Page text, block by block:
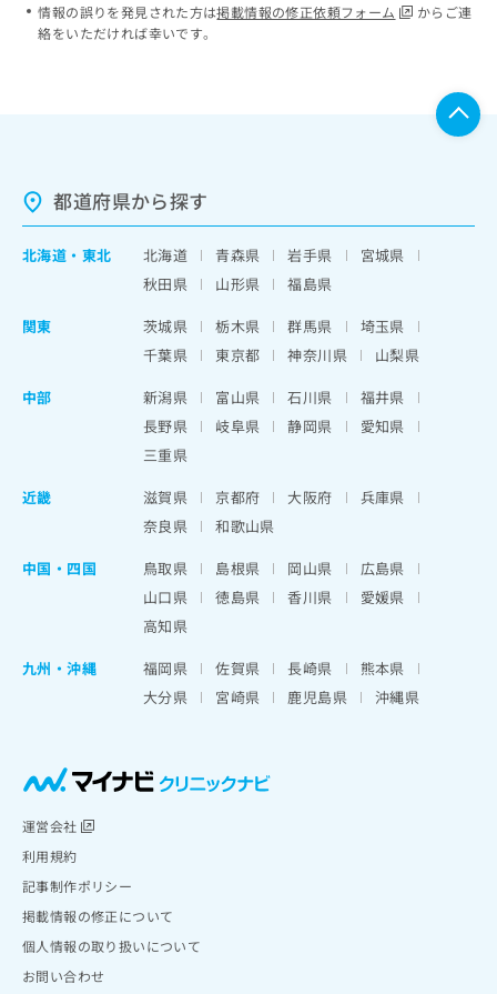
情報の誤りを発見された方は掲載情報の修正依頼フォーム
からご連
絡をいただければ幸いです。
都道府県から探す
北海道 ・ 東北 北海道 青森県 岩手県
宮城県
秋田県
山形県
福島県
関東
茨城県 栃木県 群馬県
埼玉県
千葉県
東京都 神奈川県
山梨県
中部
新潟県 富山県 石川県
福井県
長野県
岐阜県 静岡県
愛知県
三重県
近畿
滋賀県 京都府 大阪府
兵庫県
奈良県
和歌山県
中国・四国
鳥取県 島根県 岡山県
広島県
山口県
徳島県 香川県
愛媛県
高知県
九州・沖縄
福岡県 佐賀県 長崎県
熊本県
大分県
宮崎県 鹿児島県 沖縄県
運営会社
利用規約
記事制作ポリシー
掲載情報の修正について
個人情報の取り扱いについて
お問い合わせ